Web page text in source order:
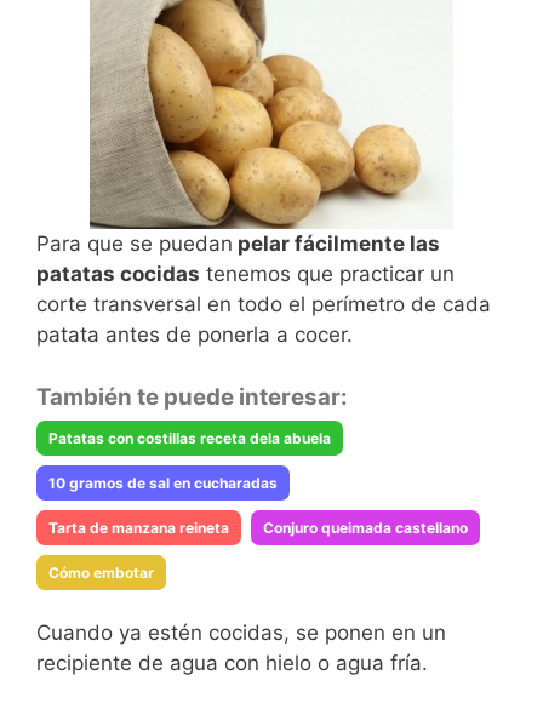
Para que se puedan pelar fácilmente las
patatas cocidas tenemos que practicar un
corte transversal en todo el perímetro de cada
patata antes de ponerla a cocer.
También te puede interesar:
Patatas con costillas receta dela abuela
10 gramos de sal en cucharadas
Tarta de manzana reineta Conjuro queimada castellano
Cómo embotar
Cuando ya estén cocidas, se ponen en un
recipiente de agua con hielo o agua fría.